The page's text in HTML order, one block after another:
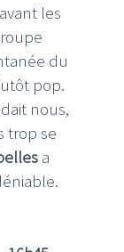
les
du
pop.
nous,
trop se
a